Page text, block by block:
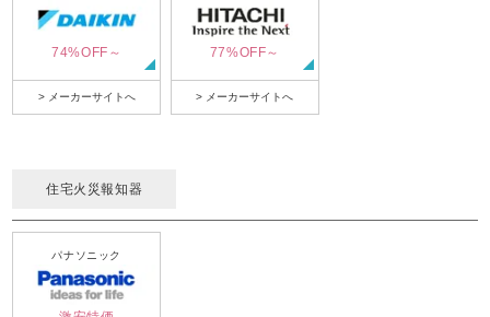
74%OFF～
> メーカーサイトへ
77%OFF～
> メーカーサイトへ
住宅火災報知器
パナソニック